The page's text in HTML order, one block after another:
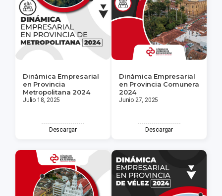
Dinámica Empresarial
en Provincia
Metropolitana 2024
Julio 18, 2025
Descargar
Dinámica Empresarial
en Provincia Comunera
2024
Junio 27, 2025
Descargar